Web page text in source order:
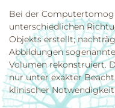
Bei der
unterschiedlichen
Objekts erstellt;
Abbildungen
Volumen rekonstruiert.
nur unter exakter
klinischer